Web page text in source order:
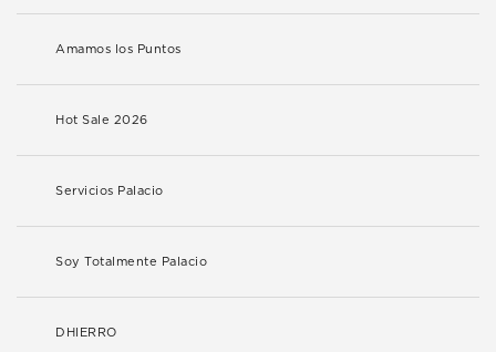
Amamos los Puntos
Hot Sale 2026
Servicios Palacio
Soy Totalmente Palacio
DHIERRO